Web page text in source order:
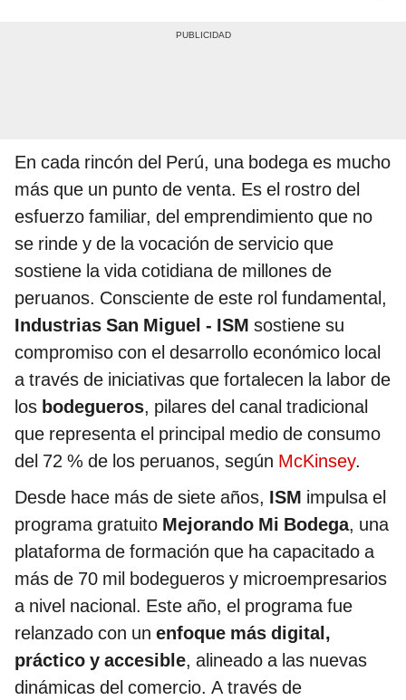
En cada rincón del Perú, una bodega es mucho
más que un punto de venta. Es el rostro del
esfuerzo familiar, del emprendimiento que no
se rinde y de la vocación de servicio que
sostiene la vida cotidiana de millones de
peruanos. Consciente de este rol fundamental,
Industrias San Miguel - ISM sostiene su
compromiso con el desarrollo económico local
a través de iniciativas que fortalecen la labor de
los bodegueros, pilares del canal tradicional
que representa el principal medio de consumo
del 72 % de los peruanos, según McKinsey.
Desde hace más de siete años, ISM impulsa el
programa gratuito Mejorando Mi Bodega, una
plataforma de formación que ha capacitado a
más de 70 mil bodegueros y microempresarios
a nivel nacional. Este año, el programa fue
relanzado con un enfoque más digital,
práctico y accesible, alineado a las nuevas
dinámicas del comercio. A través de